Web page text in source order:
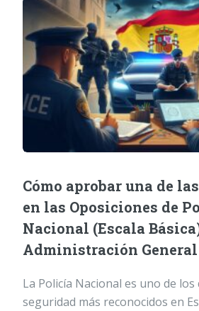
Cómo aprobar una de
en las Oposiciones de
Nacional (Escala
Administración General
La Policía Nacional es uno de los
seguridad más reconocidos en